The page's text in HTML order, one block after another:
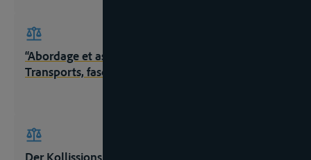
“Abordage et assistance” in J.Cl.Com., Bd. 5,
Transports, fasc. 825, losbladig, stand 9.9.1995;